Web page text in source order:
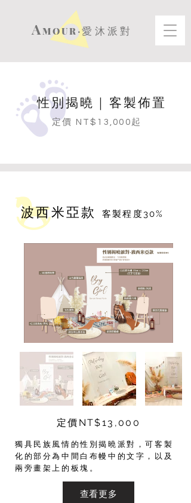
AMOUR‧愛沐派對
性別揭曉｜客製佈置
定價 NT$13,000起
​波西米亞款 客製程度30%
定價NT$13,000
獨具民族風情的性別揭曉派對，可客製
化的部分為中間白布幔中的文字，以及
兩旁畫架上的板塊。
查看更多